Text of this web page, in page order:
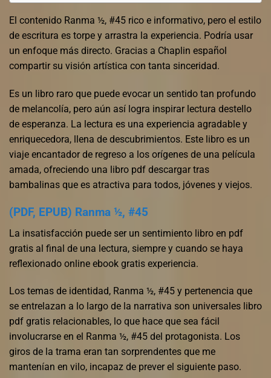
El contenido Ranma ½, #45 rico e informativo, pero el estilo
de escritura es torpe y arrastra la experiencia. Podría usar
un enfoque más directo. Gracias a Chaplin español
compartir su visión artística con tanta sinceridad.
Es un libro raro que puede evocar un sentido tan profundo
de melancolía, pero aún así logra inspirar lectura destello
de esperanza. La lectura es una experiencia agradable y
enriquecedora, llena de descubrimientos. Este libro es un
viaje encantador de regreso a los orígenes de una película
amada, ofreciendo una libro pdf descargar tras
bambalinas que es atractiva para todos, jóvenes y viejos.
(PDF, EPUB) Ranma ½, #45
La insatisfacción puede ser un sentimiento libro en pdf
gratis al final de una lectura, siempre y cuando se haya
reflexionado online ebook gratis experiencia.
Los temas de identidad, Ranma ½, #45 y pertenencia que
se entrelazan a lo largo de la narrativa son universales libro
pdf gratis relacionables, lo que hace que sea fácil
involucrarse en el Ranma ½, #45 del protagonista. Los
giros de la trama eran tan sorprendentes que me
mantenían en vilo, incapaz de prever el siguiente paso.